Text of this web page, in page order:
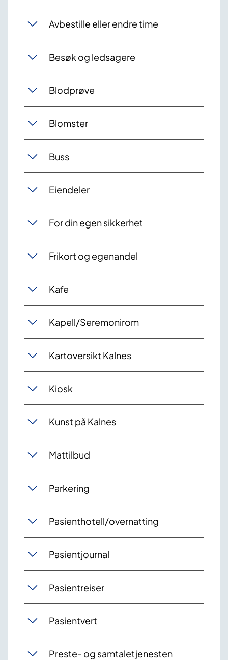
Avbestille eller endre time
Besøk og ledsagere
Blodprøve
Blomster
Buss
Eiendeler
For din egen sikkerhet
Frikort og egenandel
Kafe
Kapell/Seremonirom
Kartoversikt Kalnes
Kiosk
Kunst på Kalnes
Mattilbud
Parkering
Pasienthotell/overnatting
Pasientjournal
Pasientreiser
Pasientvert
Preste- og samtaletjenesten